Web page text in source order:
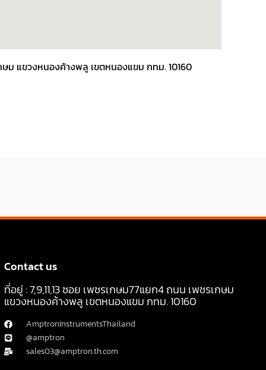
ษม แขวงหนองค้างพลู เขตหนองแขม กทม. 10160
Contact us
ที่อยู่ : 7,9,11,13 ซอย เพชรเกษม77แยก4 ถนน เพชรเกษม
แขวงหนองค้างพลู เขตหนองแขม กทม. 10160
AmptronInstrumentsThailand
@amptron
sales03@amptron.th.com